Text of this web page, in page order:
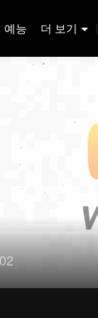
예능 더 보기 |